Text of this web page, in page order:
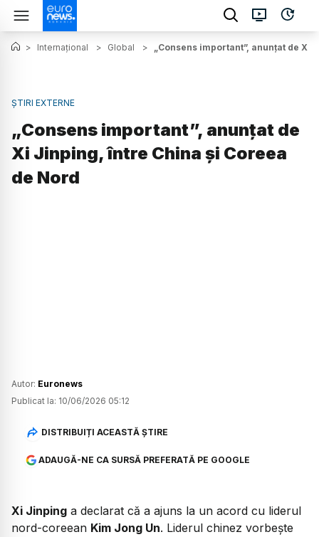
> Internațional > Global > „Consens important”, anunțat de
ȘTIRI EXTERNE
„Consens important”, anunțat de
Xi Jinping, între China și Coreea
de Nord
Autor: Euronews
Publicat la: 10/06/2026 05:12
DISTRIBUIȚI ACEASTĂ ȘTIRE
ADAUGĂ-NE CA SURSĂ PREFERATĂ PE GOOGLE
Xi Jinping a declarat că a ajuns la un acord cu liderul
nord-coreean Kim Jong Un. Liderul chinez vorbește